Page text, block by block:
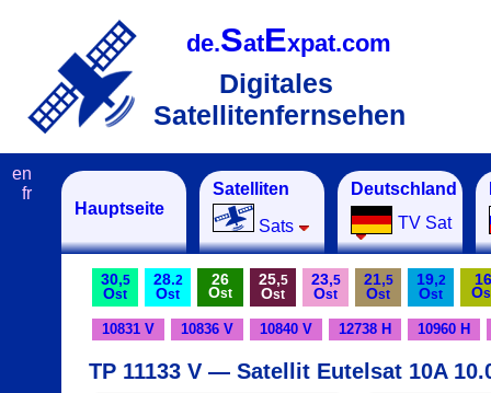
de.SatExpat.com
Digitales
Satellitenfernsehen
Hauptseite
Satelliten
Sats
Deutschland
TV Sat
en
fr
30,5
Ost
28.2
Ost
26
Ost
25,5
Ost
23,5
Ost
21,5
Ost
19,2
Ost
16
O
10831 V 10836 V 10840 V 12738 H 10960 H
TP 11133 V — Satellit Eutelsat 10A